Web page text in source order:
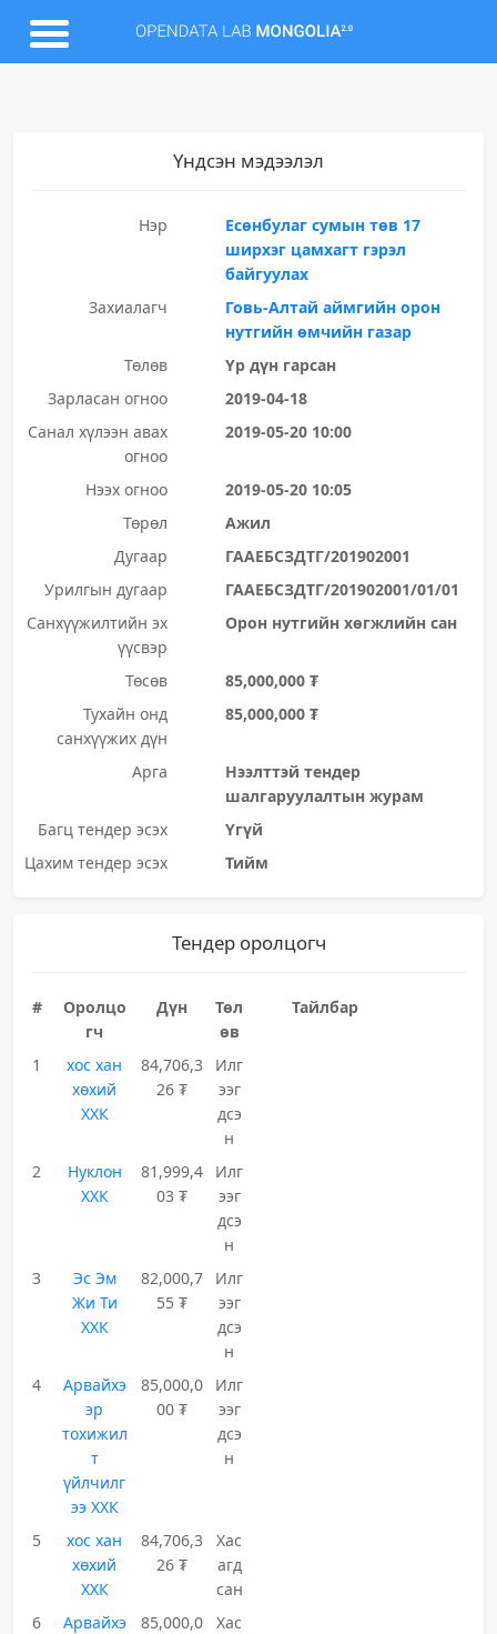
Үндсэн мэдээлэл
Нэр
Есөнбулаг сумын төв 17
ширхэг цамхагт гэрэл
байгуулах
Захиалагч
Говь-Алтай аймгийн орон
нутгийн өмчийн газар
Төлөв
Үр дүн гарсан
Зарласан огноо
2019-04-18
Санал хүлээн авах
огноо
2019-05-20 10:00
Нээх огноо
2019-05-20 10:05
Төрөл
Ажил
Дугаар
ГААЕБСЗДТГ/201902001
Урилгын дугаар
ГААЕБСЗДТГ/201902001/01/01
Санхүүжилтийн эх
үүсвэр
Орон нутгийн хөгжлийн сан
Төсөв
85,000,000 ₮
Тухайн онд
санхүүжих дүн
85,000,000 ₮
Арга
Нээлттэй тендер
шалгаруулалтын журам
Багц тендер эсэх
Үгүй
Цахим тендер эсэх
Тийм
Тендер оролцогч
#
Оролцо
гч
Дүн
Төл
өв
Тайлбар
1
хос хан
хөхий
ХХК
84,706,3
26 ₮
Илг
ээг
дсэ
н
2
Нуклон
ХХК
81,999,4
03 ₮
Илг
ээг
дсэ
н
3
Эс Эм
Жи Ти
ХХК
82,000,7
55 ₮
Илг
ээг
дсэ
н
4
Арвайхэ
эр
тохижил
т
үйлчилг
ээ ХХК
85,000,0
00 ₮
Илг
ээг
дсэ
н
5
хос хан
хөхий
ХХК
84,706,3
26 ₮
Хас
агд
сан
6
Арвайхэ
85,000,0
Хас